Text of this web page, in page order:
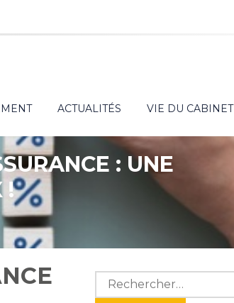
ACTUALITÉS VIE DU CABINET
: UNE
!
Blog
sidebar
Rechercher :